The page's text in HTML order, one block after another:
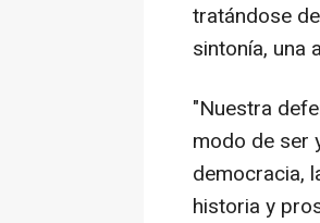
tratándose
sintonía, una
"Nuestra
modo de ser
democracia,
historia y